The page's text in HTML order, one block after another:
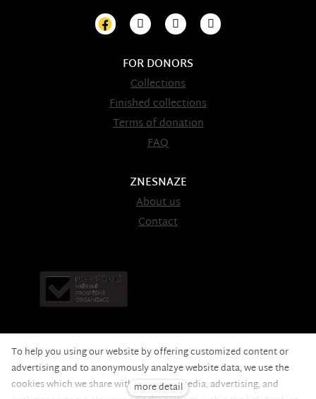
FOR DONORS
Collections
Finished collections
Terms of donation
FAQ
ZNESNAZE
About us
Contact
To help you using our website by offering customized content or
advertising and to anonymously analzye website data, we use the
cookies which we share with our social media, advertising, and
more detail